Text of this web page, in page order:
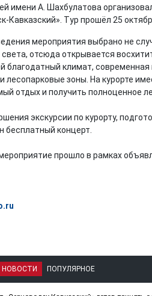
имени А. Шахбулатова
Кавказский». Тур прошёл 25
мероприятия выбрано не
отсюда открывается
благодатный климат,
лесопарковые зоны. На курорте
отдых и получить полноценное
экскурсии по курорту,
бесплатный концерт.
прошло в рамках
ПОПУЛЯРНОЕ